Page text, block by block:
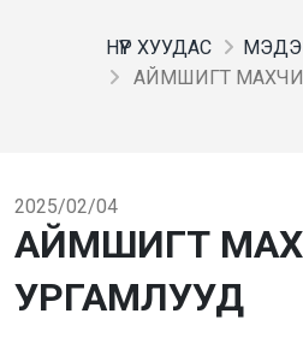
НҮҮР ХУУДАС
АЙМШИГТ
2025/02/04
АЙМШИГТ
УРГАМЛУУД